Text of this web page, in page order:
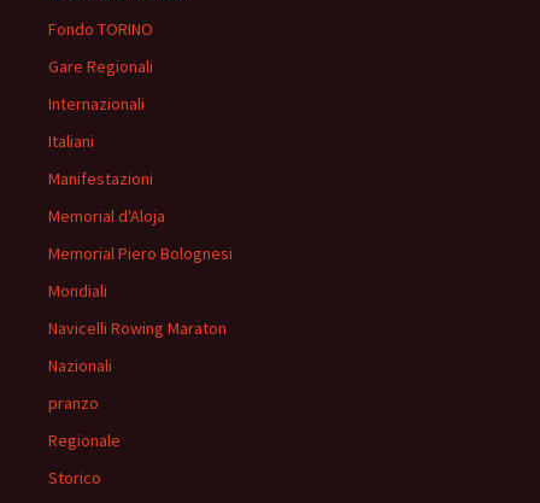
Fondo TORINO
Gare Regionali
Internazionali
Italiani
Manifestazioni
Memorial d'Aloja
Memorial Piero Bolognesi
Mondiali
Navicelli Rowing Maraton
Nazionali
pranzo
Regionale
Storico